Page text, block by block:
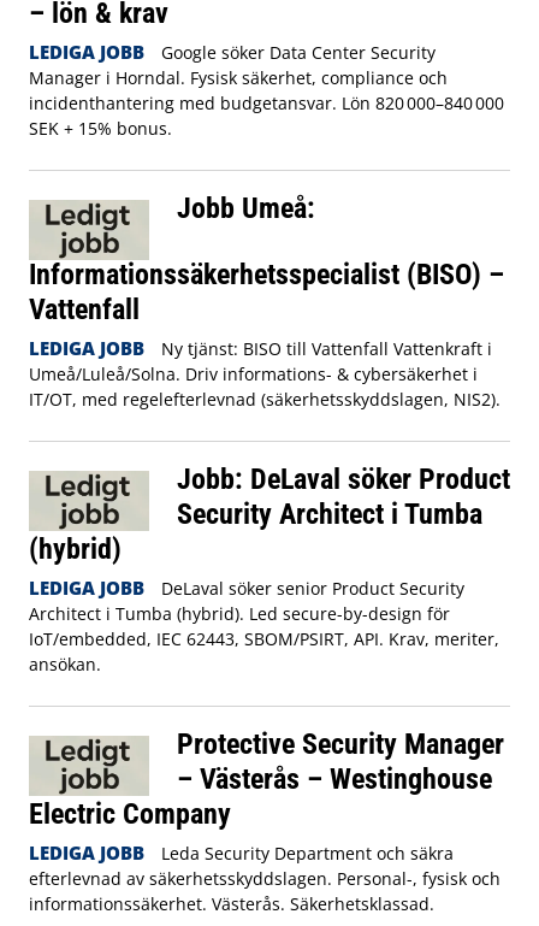
– lön & krav
LEDIGA JOBB
Google söker Data Center Security
Manager i Horndal. Fysisk säkerhet, compliance och
incidenthantering med budgetansvar. Lön 820 000–840 000
SEK + 15% bonus.
Jobb Umeå:
Informationssäkerhetsspecialist (BISO) –
Vattenfall
LEDIGA JOBB
Ny tjänst: BISO till Vattenfall Vattenkraft i
Umeå/Luleå/Solna. Driv informations- & cybersäkerhet i
IT/OT, med regelefterlevnad (säkerhetsskyddslagen, NIS2).
Jobb: DeLaval söker Product
Security Architect i Tumba
(hybrid)
LEDIGA JOBB
DeLaval söker senior Product Security
Architect i Tumba (hybrid). Led secure-by-design för
IoT/embedded, IEC 62443, SBOM/PSIRT, API. Krav, meriter,
ansökan.
Protective Security Manager
– Västerås – Westinghouse
Electric Company
LEDIGA JOBB
Leda Security Department och säkra
efterlevnad av säkerhetsskyddslagen. Personal-, fysisk och
informationssäkerhet. Västerås. Säkerhetsklassad.